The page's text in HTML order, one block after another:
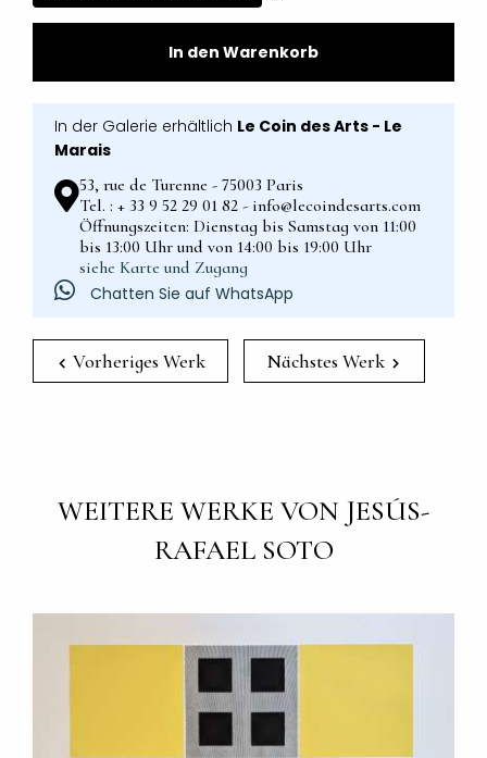
In den Warenkorb
In der Galerie erhältlich Le Coin des Arts - Le
Marais
53, rue de Turenne - 75003 Paris
Tel. : + 33 9 52 29 01 82 - info@lecoindesarts.com
Öffnungszeiten: Dienstag bis Samstag von 11:00
bis 13:00 Uhr und von 14:00 bis 19:00 Uhr
siehe Karte und Zugang
Chatten Sie auf WhatsApp
Vorheriges Werk Nächstes Werk
WEITERE WERKE VON JESÚS-
RAFAEL SOTO